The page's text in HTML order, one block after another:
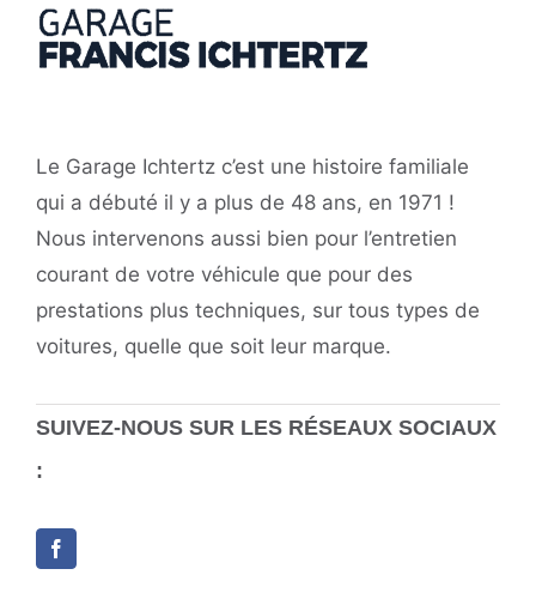
Le Garage Ichtertz c’est une histoire familiale
qui a débuté il y a plus de 48 ans, en 1971 !
Nous intervenons aussi bien pour l’entretien
courant de votre véhicule que pour des
prestations plus techniques, sur tous types de
voitures, quelle que soit leur marque.
SUIVEZ-NOUS SUR LES RÉSEAUX SOCIAUX
: